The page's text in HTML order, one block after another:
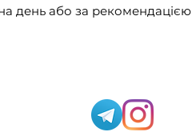
день або за рекомендацією